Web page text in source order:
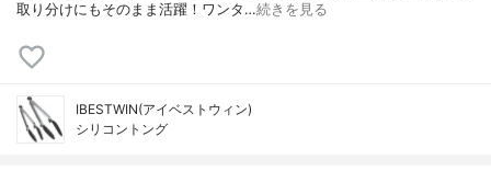
取り分けにもそのまま活躍！ワンタ…続きを見る
IBESTWIN(アイベストウィン)
シリコントング